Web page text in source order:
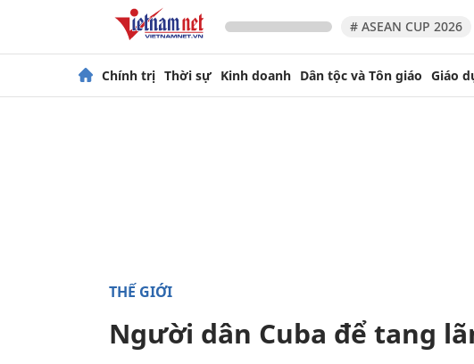
# ASEAN CUP 2026
Chính trị Thời sự Kinh doanh Dân tộc và Tôn giáo Giáo
THẾ GIỚI
Người dân Cuba để tang